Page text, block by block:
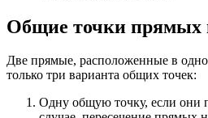
Общие точки прямых
Две прямые, расположенные в
только три варианта общих точек:
Одну общую точку, если они